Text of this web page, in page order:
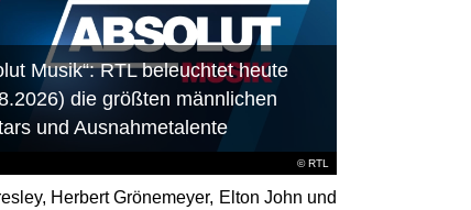
©RTL
Musik“: RTL beleuchtet heute
die größten männlichen
und Ausnahmetalente
Herbert Grönemeyer, Elton John und